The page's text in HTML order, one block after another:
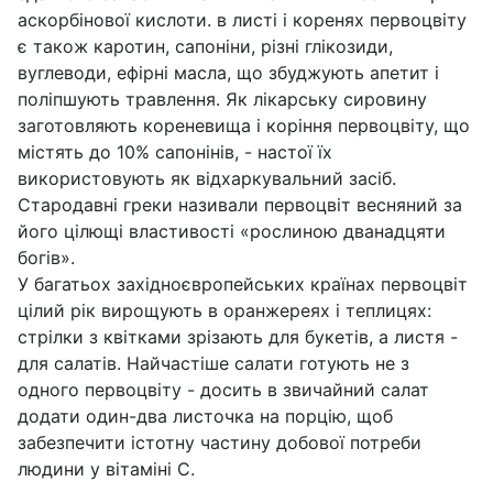
аскорбінової кислоти. в листі і коренях первоцвіту
є також каротин, сапоніни, різні глікозиди,
вуглеводи, ефірні масла, що збуджують апетит і
поліпшують травлення. Як лікарську сировину
заготовляють кореневища і коріння первоцвіту, що
містять до 10% сапонінів, - настої їх
використовують як відхаркувальний засіб.
Стародавні греки називали первоцвіт весняний за
його цілющі властивості «рослиною дванадцяти
богів».
У багатьох західноєвропейських країнах первоцвіт
цілий рік вирощують в оранжереях і теплицях:
стрілки з квітками зрізають для букетів, а листя -
для салатів. Найчастіше салати готують не з
одного первоцвіту - досить в звичайний салат
додати один-два листочка на порцію, щоб
забезпечити істотну частину добової потреби
людини у вітаміні С.